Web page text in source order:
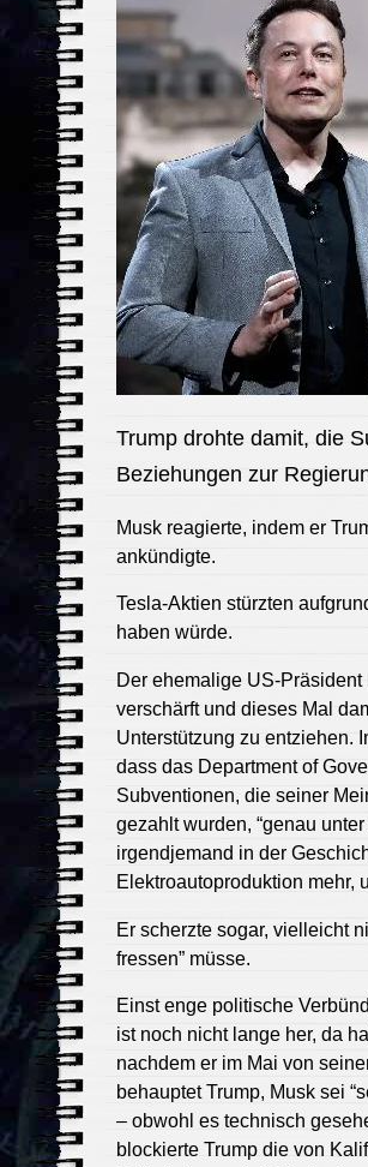
Trump drohte damit, die
Beziehungen zur
Musk reagierte, indem er
ankündigte.
Tesla-Aktien stürzten
haben würde.
Der ehemalige US-
verschärft und dieses Mal
Unterstützung zu entziehen.
dass das Department of
Subventionen, die seiner
gezahlt wurden, “genau
irgendjemand in der
Elektroautoproduktion mehr,
Er scherzte sogar, vielleicht
fressen” müsse.
Einst enge politische
ist noch nicht lange her, da
nachdem er im Mai von
behauptet Trump, Musk sei
– obwohl es technisch
blockierte Trump die von